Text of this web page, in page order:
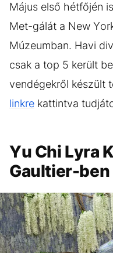
Május első hétfőjén
Met-gálát a New
Múzeumban. Havi
csak a top 5 került
vendégekről készült
linkre kattintva
Yu Chi Lyra
Gaultier-ben